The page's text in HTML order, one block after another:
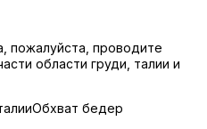
пожалуйста, проводите
области груди, талии и
Обхват бедер